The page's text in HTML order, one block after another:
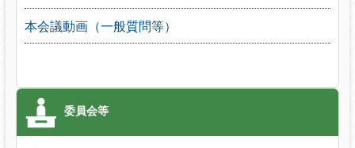
本会議動画（一般質問等）